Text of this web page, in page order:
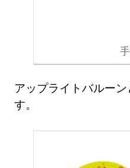
アップライトバルー
す。